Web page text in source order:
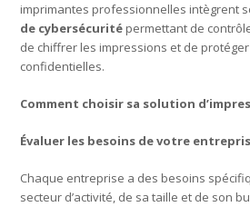
imprimantes professionnelles intègrent
de cybersécurité permettant de
de chiffrer les impressions et de
confidentielles.
Comment choisir sa solution
Évaluer les besoins de votre
Chaque entreprise a des besoins
secteur d’activité, de sa taille et de son